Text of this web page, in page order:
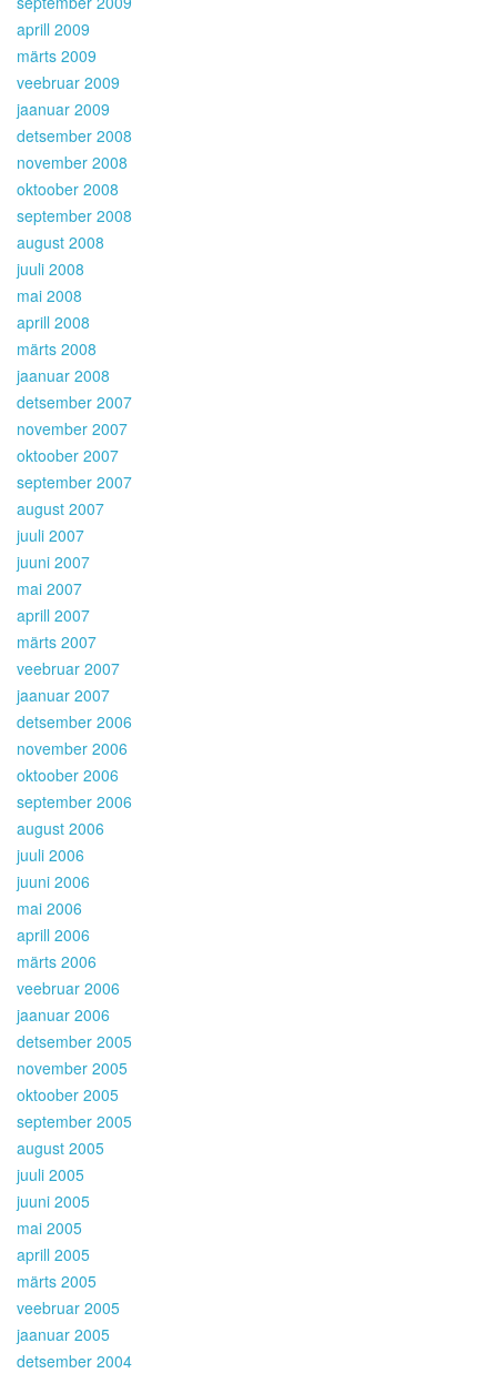
aprill 2009
märts 2009
veebruar 2009
jaanuar 2009
detsember 2008
november 2008
oktoober 2008
september 2008
august 2008
juuli 2008
mai 2008
aprill 2008
märts 2008
jaanuar 2008
detsember 2007
november 2007
oktoober 2007
september 2007
august 2007
juuli 2007
juuni 2007
mai 2007
aprill 2007
märts 2007
veebruar 2007
jaanuar 2007
detsember 2006
november 2006
oktoober 2006
september 2006
august 2006
juuli 2006
juuni 2006
mai 2006
aprill 2006
märts 2006
veebruar 2006
jaanuar 2006
detsember 2005
november 2005
oktoober 2005
september 2005
august 2005
juuli 2005
juuni 2005
mai 2005
aprill 2005
märts 2005
veebruar 2005
jaanuar 2005
detsember 2004